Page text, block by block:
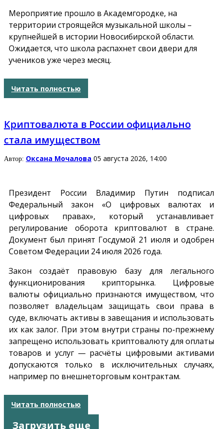
Мероприятие прошло в Академгородке, на
территории строящейся музыкальной школы –
крупнейшей в истории Новосибирской области.
Ожидается, что школа распахнет свои двери для
учеников уже через месяц.
Читать полностью
Криптовалюта в России официально
стала имуществом
Автор: Оксана Мочалова 05 августа 2026, 14:00
Президент России Владимир Путин подписал
Федеральный закон «О цифровых валютах и
цифровых правах», который устанавливает
регулирование оборота криптовалют в стране.
Документ был принят Госдумой 21 июля и одобрен
Советом Федерации 24 июля 2026 года.
Закон создаёт правовую базу для легального
функционирования крипторынка. Цифровые
валюты официально признаются имуществом, что
позволяет владельцам защищать свои права в
суде, включать активы в завещания и использовать
их как залог. При этом внутри страны по-прежнему
запрещено использовать криптовалюту для оплаты
товаров и услуг — расчёты цифровыми активами
допускаются только в исключительных случаях,
например по внешнеторговым контрактам.
Читать полностью
Загрузить еще